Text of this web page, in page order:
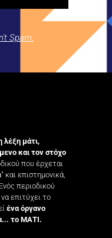
Spam.
λέξη μάτι,
και τον στόχο
που έρχεται
επιστημονικά,
περιοδικού
επιτύχει το
ένα όργανο
το ΜΑΤΙ.